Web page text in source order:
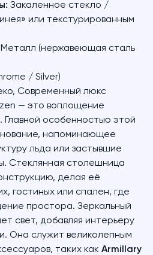
Закаленное стекло /
или текстурированным
Металл (нержавеющая сталь
/ Silver)
Современный люкс
— это воплощение
Главной особенностью этой
напоминающее
льда или застывшие
Стеклянная столешница
делая её
гостиных или спален, где
простора. Зеркальный
свет, добавляя интерьеру
Она служит великолепным
таких как Armillary